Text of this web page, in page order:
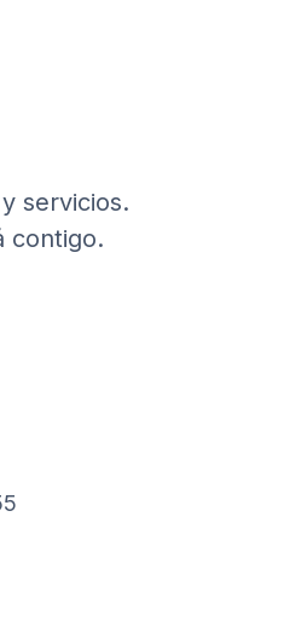
servicios.
contigo.